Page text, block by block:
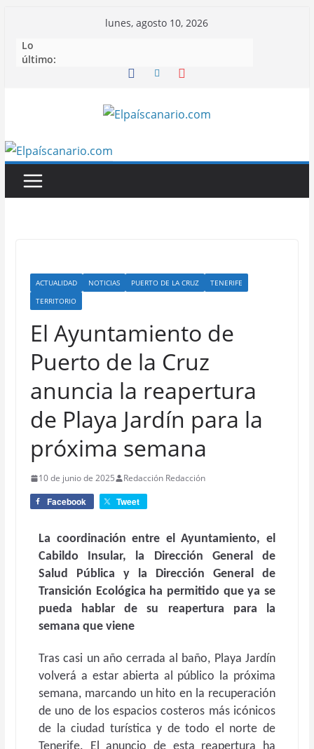
contenido
lunes, agosto 10, 2026
Lo
último:
ACTUALIDAD NOTICIAS PUERTO DE LA CRUZ
TENERIFE
TERRITORIO
El Ayuntamiento de
Puerto de la Cruz
anuncia la reapertura
de Playa Jardín para la
próxima semana
10 de junio de 2025 Redacción Redacción
Facebook Tweet
La coordinación entre el Ayuntamiento, el
Cabildo Insular, la Dirección General de
Salud Pública y la Dirección General de
Transición Ecológica ha permitido que ya se
pueda hablar de su reapertura para la
semana que viene
Tras casi un año cerrada al baño, Playa Jardín
volverá a estar abierta al público la próxima
semana, marcando un hito en la recuperación
de uno de los espacios costeros más icónicos
de la ciudad turística y de todo el norte de